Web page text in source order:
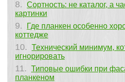
Сортность: не каталог, а
картинки
Где планкен особенно
коттедже
Технический минимум,
игнорировать
Типовые ошибки при
планкеном